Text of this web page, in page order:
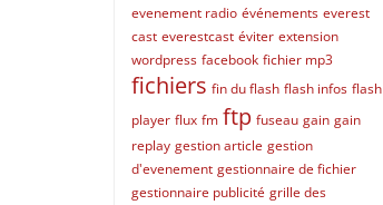
evenement radio événements everest
cast everestcast éviter extension
wordpress facebook fichier mp3
fichiers fin du flash flash infos flash
player flux fm ftp fuseau gain gain
replay gestion article gestion
d'evenement gestionnaire de fichier
gestionnaire publicité grille des